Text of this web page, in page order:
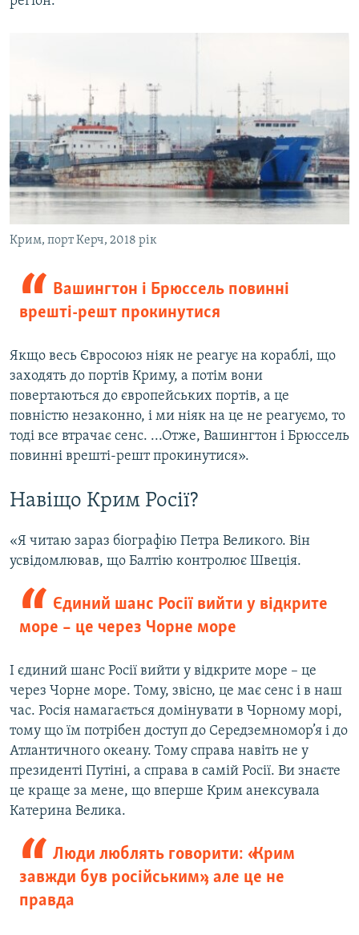
Крим, порт Керч, 2018 рік
Вашингтон і Брюссель повинні
врешті-решт прокинутися
Якщо весь Євросоюз ніяк не реагує на кораблі, що
заходять до портів Криму, а потім вони
повертаються до європейських портів, а це
повністю незаконно, і ми ніяк на це не реагуємо, то
тоді все втрачає сенс. ...Отже, Вашингтон і Брюссель
повинні врешті-решт прокинутися».
Навіщо Крим Росії?
«Я читаю зараз біографію Петра Великого. Він
усвідомлював, що Балтію контролює Швеція.
Єдиний шанс Росії вийти у відкрите
море – це через Чорне море
І єдиний шанс Росії вийти у відкрите море – це
через Чорне море. Тому, звісно, це має сенс і в наш
час. Росія намагається домінувати в Чорному морі,
тому що їм потрібен доступ до Середземномор’я і до
Атлантичного океану. Тому справа навіть не у
президенті Путіні, а справа в самій Росії. Ви знаєте
це краще за мене, що вперше Крим анексувала
Катерина Велика.
Люди люблять говорити: «Крим
завжди був російським», але це не
правда